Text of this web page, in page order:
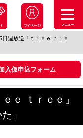
マイページ メニュー
週放送「ｔｒｅｅ ｔｒｅ
入仮申込フォーム
ｅ ｔｒｅｅ」
」